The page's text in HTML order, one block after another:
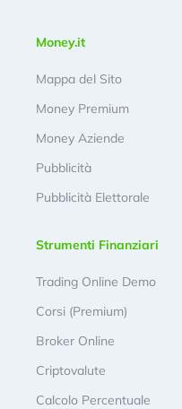
Money.it
Mappa del Sito
Money Premium
Money Aziende
Pubblicità
Pubblicità Elettorale
Strumenti Finanziari
Trading Online Demo
Corsi (Premium)
Broker Online
Criptovalute
Calcolo Percentuale